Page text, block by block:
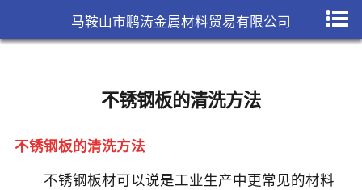
马鞍山市鹏涛金属材料贸易有限公司
不锈钢板的清洗方法
不锈钢板的清洗方法
不锈钢板材可以说是工业生产中更常见的材料